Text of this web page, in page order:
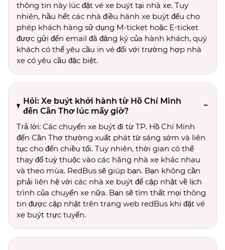
thông tin này lúc đặt vé xe buýt tại nhà xe. Tuy
nhiên, hầu hết các nhà điều hành xe buýt đếu cho
phép khách hàng sử dụng M-ticket hoặc E-ticket
được gửi đến email đã đăng ký của hành khách, quý
khách có thể yêu cầu in vé đối với trường hợp nhà
xe có yêu cầu đặc biệt.
Hỏi: Xe buýt khởi hành từ Hồ Chí Minh
đến Cần Thơ lúc mấy giờ?
Trả lời: Các chuyến xe buýt đi từ TP. Hồ Chí Minh
đến Cần Thơ thường xuất phát từ sáng sớm và liên
tục cho đến chiều tối. Tuy nhiên, thời gian có thể
thay đổ tuỳ thuộc vào các hãng nhà xe khác nhau
và theo mùa. RedBus sẽ giúp bạn. Bạn không cần
phải liên hệ với các nhà xe buýt để cập nhật về lịch
trình của chuyến xe nữa. Bạn sẽ tìm thất mọi thông
tin được cập nhật trên trang web redBus khi đặt vé
xe buýt trực tuyến.